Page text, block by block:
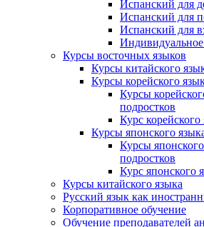
Испанский для
Испанский для
Испанский для
Курсы восточных языков
Курсы китайского
Курсы корейского
Курсы
подростков
Курс
Курсы японского
Курсы
подростков
Курс японского
Курсы китайского языка
Русский язык как
Корпоративное обучение
Обучение преподавателей